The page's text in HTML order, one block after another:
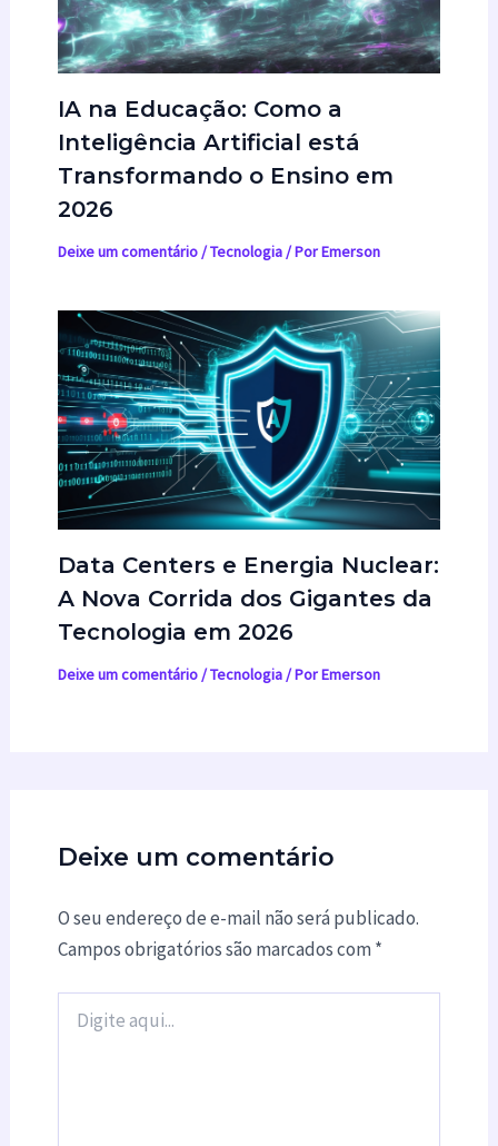
IA na Educação: Como a
Inteligência Artificial está
Transformando o Ensino em
2026
Deixe um comentário/Tecnologia/ PorEmerson
Data Centers e Energia Nuclear:
A Nova Corrida dos Gigantes da
Tecnologia em 2026
Deixe um comentário/Tecnologia/ PorEmerson
Deixe um comentário
O seu endereço de e-mail não será publicado.
Campos obrigatórios são marcados com*
aqui...